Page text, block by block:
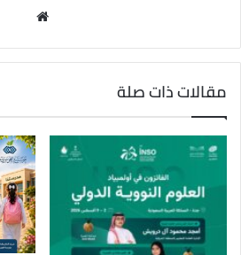
الوي
مقالات ذات صلة